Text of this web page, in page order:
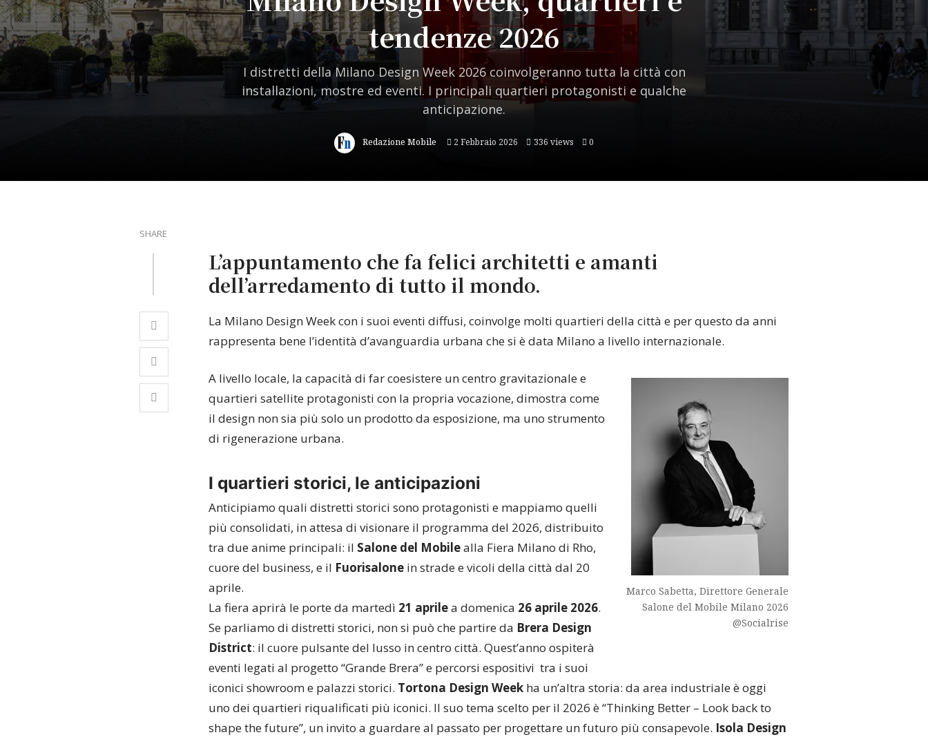
tendenze 2026
I distretti della Milano Design Week 2026 coinvolgeranno tutta la città con
installazioni, mostre ed eventi. I principali quartieri protagonisti e qualche
anticipazione.
Redazione Mobile 2 Febbraio 2026 336 views 0
SHARE
L’appuntamento che fa felici architetti e amanti
dell’arredamento di tutto il mondo.
La Milano Design Week con i suoi eventi diffusi, coinvolge molti quartieri della città e per questo da anni
rappresenta bene l’identità d’avanguardia urbana che si è data Milano a livello internazionale.
Marco Sabetta, Direttore Generale
Salone del Mobile Milano 2026
@Socialrise
A livello locale, la capacità di far coesistere un centro gravitazionale e
quartieri satellite protagonisti con la propria vocazione, dimostra come
il design non sia più solo un prodotto da esposizione, ma uno strumento
di rigenerazione urbana.
I quartieri storici, le anticipazioni
Anticipiamo quali distretti storici sono protagonisti e mappiamo quelli
più consolidati, in attesa di visionare il programma del 2026, distribuito
tra due anime principali: il Salone del Mobilealla Fiera Milano di Rho,
cuore del business, e il Fuorisalone in strade e vicoli della città dal 20
aprile.
La fiera aprirà le porte da martedì 21 aprilea domenica 26 aprile 2026.
Se parliamo di distretti storici, non si può che partire da Brera Design
District: il cuore pulsante del lusso in centro città. Quest’anno ospiterà
eventi legati al progetto “Grande Brera” e percorsi espositivi tra i suoi
iconici showroom e palazzi storici. Tortona Design Week ha un’altra storia: da area industriale è oggi
uno dei quartieri riqualificati più iconici. Il suo tema scelto per il 2026 è “Thinking Better – Look back to
shape the future”, un invito a guardare al passato per progettare un futuro più consapevole. Isola Design